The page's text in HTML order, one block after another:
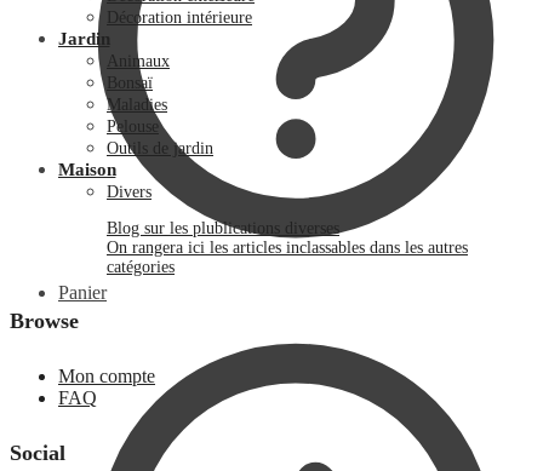
Panier
Décoration intérieure
Jardin
Animaux
Bonsaï
Maladies
Pelouse
Outils de jardin
Maison
Divers
Blog sur les plublications diverses
On rangera ici les articles inclassables dans les autres
catégories
Browse
Mon compte
FAQ
Social